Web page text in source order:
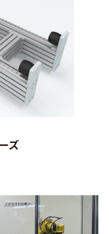
ズ